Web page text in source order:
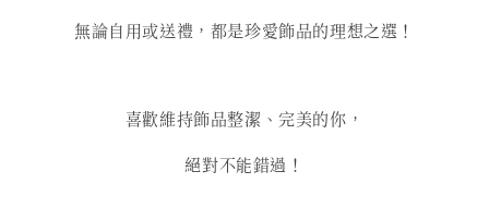
無論自用或送禮，都是珍愛飾品的理想之選！
喜歡維持飾品整潔、完美的你，
絕對不能錯過！